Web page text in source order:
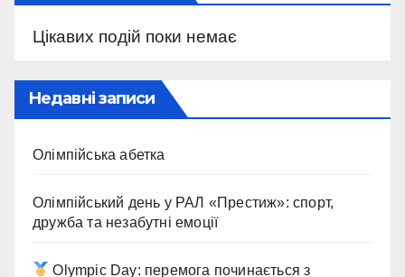
Цікавих подій поки немає
Недавні записи
Олімпійська абетка
Олімпійський день у РАЛ «Престиж»: спорт,
дружба та незабутні емоції
Olympic Day: перемога починається з